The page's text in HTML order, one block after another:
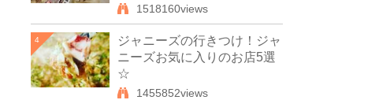
1518160views
4
ジャニーズの行きつけ！ジャ
ニーズお気に入りのお店5選
☆
1455852views